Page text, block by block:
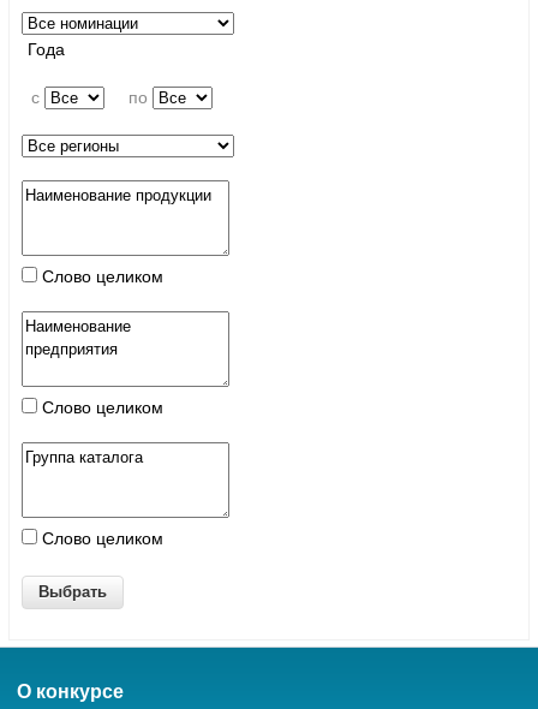
Года
c по
Слово целиком
Слово целиком
Слово целиком
О конкурсе